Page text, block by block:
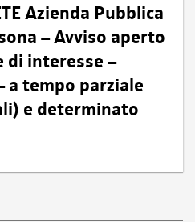
Azienda Pubblica
– Avviso aperto
di interesse –
a tempo parziale
e determinato